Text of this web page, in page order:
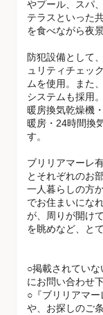
やプール、スパ
テラスといった
を食べながら夜
防犯設備として
ュリティチェッ
ムを使用。また
システムも採用
暖房換気乾燥機
暖房・24時間換
す。
ブリリアマーレ
とそれぞれのお
一人暮らしの方
でお住まいにな
が、周りが開け
を眺めなど、と
○掲載されてい
にお問い合わせ下
○『ブリリアマ
や、お探しのご